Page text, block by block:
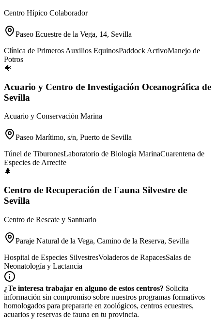
Centro Hípico Colaborador
Paseo Ecuestre de la Vega, 14, Sevilla
Clínica de Primeros Auxilios EquinosPaddock ActivoManejo de
Potros
🐠
Acuario y Centro de Investigación Oceanográfica de
Sevilla
Acuario y Conservación Marina
Paseo Marítimo, s/n, Puerto de Sevilla
Túnel de TiburonesLaboratorio de Biología MarinaCuarentena de
Especies de Arrecife
🌲
Centro de Recuperación de Fauna Silvestre de
Sevilla
Centro de Rescate y Santuario
Paraje Natural de la Vega, Camino de la Reserva, Sevilla
Hospital de Especies SilvestresVoladeros de RapacesSalas de
Neonatología y Lactancia
¿Te interesa trabajar en alguno de estos centros? Solicita
información sin compromiso sobre nuestros programas formativos
homologados para prepararte en zoológicos, centros ecuestres,
acuarios y reservas de fauna en tu provincia.